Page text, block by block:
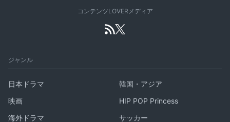
コンテンツLOVERメディア
ジャンル
日本ドラマ
韓国・アジア
映画
HIP POP Princess
海外ドラマ
サッカー